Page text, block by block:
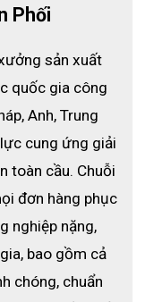
Phối
sản xuất
quốc gia công
Anh, Trung
cung ứng giải
toàn cầu. Chuỗi
đơn hàng phục
nghiệp nặng,
bao gồm cả
chóng, chuẩn